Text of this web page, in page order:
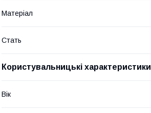
Матеріал
Стать
Користувальницькі характеристики
Вік